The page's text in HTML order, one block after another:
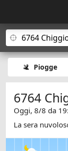
Piogge
6764
Oggi, 8/8 da
La sera